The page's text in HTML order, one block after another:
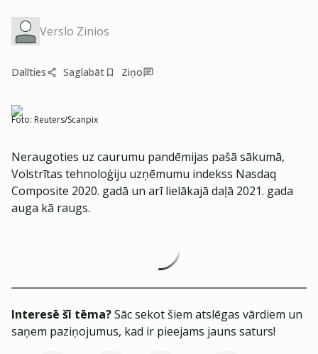
Verslo Zinios
Dalīties Saglabāt Ziņo
Foto: Reuters/Scanpix
Neraugoties uz caurumu pandēmijas pašā sākumā,
Volstrītas tehnoloģiju uzņēmumu indekss Nasdaq
Composite 2020. gadā un arī lielākajā daļā 2021. gada
auga kā raugs.
Interesē šī tēma?Sāc sekot šiem atslēgas vārdiem un
saņem paziņojumus, kad ir pieejams jauns saturs!